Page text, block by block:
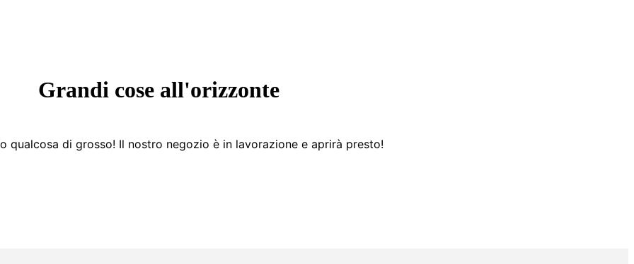
Grandi cose all'orizzonte
qualcosa di grosso! Il nostro negozio è in lavorazione e aprirà presto!